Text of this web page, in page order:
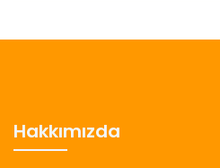
Hakkımızda